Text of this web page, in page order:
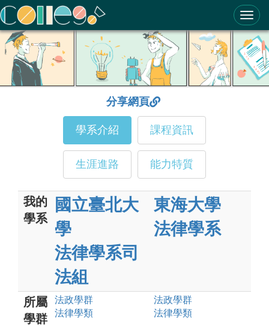
ColleGo! 大學選才與高中育才輔助系統
分享網頁
學系介紹 課程資訊
生涯進路 能力特質
我的
學系
國立臺北大
學
法律學系司
法組
東海大學
法律學系
所屬
學群
法政學群
法律學類
法政學群
法律學類